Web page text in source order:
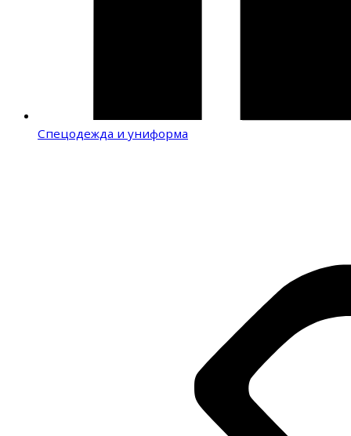
Спецодежда и униформа